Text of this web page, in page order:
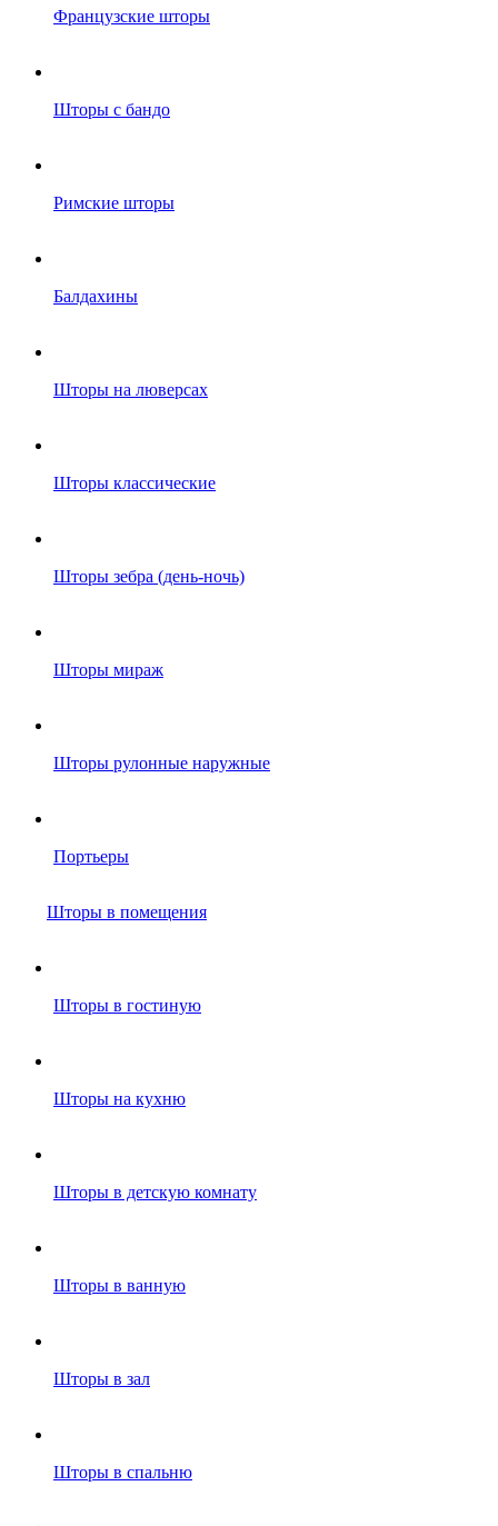
Французские шторы
Шторы с бандо
Римские шторы
Балдахины
Шторы на люверсах
Шторы классические
Шторы зебра (день-ночь)
Шторы мираж
Шторы рулонные наружные
Портьеры
Шторы в помещения
Шторы в гостиную
Шторы на кухню
Шторы в детскую комнату
Шторы в ванную
Шторы в зал
Шторы в спальню